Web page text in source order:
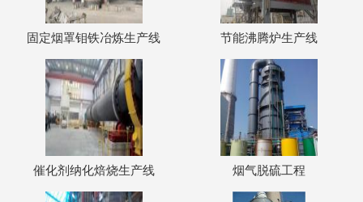
固定烟罩钼铁冶炼生产线 节能沸腾炉生产线
催化剂纳化焙烧生产线 烟气脱硫工程